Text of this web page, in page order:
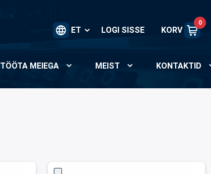
ET LOGI SISSE KORV
0
TÖÖTA MEIEGA MEIST KONTAKTID